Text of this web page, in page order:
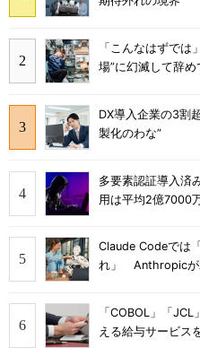
「こんなはずで
場”に幻滅して辞め
DX導入企業の3割
製化のわな”
多要素認証導入済
用は平均2億7000
Claude Codeでは
れ」 Anthropicが
「COBOL」「
える給与サービス